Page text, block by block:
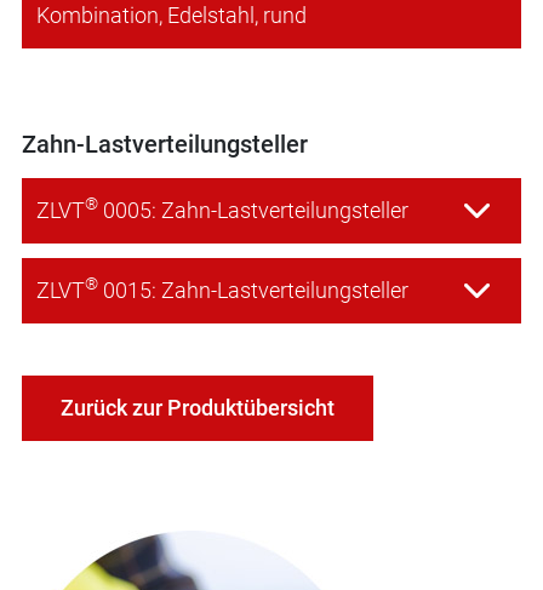
Kombination, Edelstahl, rund
Zahn-Lastverteilungsteller
ZLVT®0005: Zahn-Lastverteilungsteller
ZLVT®0015: Zahn-Lastverteilungsteller
Zurück zur Produktübersicht